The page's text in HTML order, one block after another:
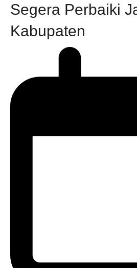
Segera Perbaiki
Kabupaten